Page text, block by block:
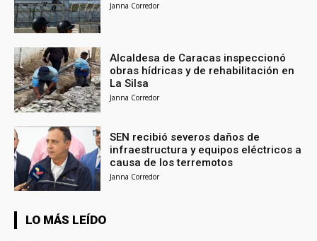
Janna Corredor
Alcaldesa de Caracas inspeccionó
obras hídricas y de rehabilitación en
La Silsa
Janna Corredor
SEN recibió severos daños de
infraestructura y equipos eléctricos a
causa de los terremotos
Janna Corredor
LO MÁS LEÍDO